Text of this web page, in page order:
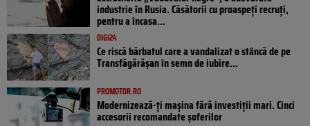
industrie în Rusia. Căsătorii cu proaspeți recruți,
pentru a încasa...
DIGI24
Ce riscă bărbatul care a vandalizat o stâncă de pe
Transfăgărășan în semn de iubire...
PROMOTOR.RO
Modernizează-ți mașina fără investiții mari. Cinci
accesorii recomandate șoferilor